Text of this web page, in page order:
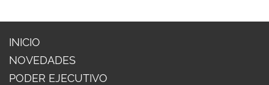
INICIO
NOVEDADES
PODER EJECUTIVO